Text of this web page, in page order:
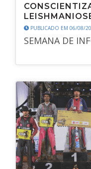
PUBLICADO EM 06/08/
SEMANA DE